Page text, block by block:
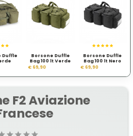
Duffle
Borsone Duffle
Bag 100 lt Verde
€ 69,90
Borsone Duffle
Bag 100 lt Nero
€ 69,90
F2 Aviazione